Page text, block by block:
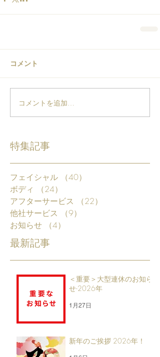
コメント
コメントを追加…
特集記事
フェイシャル （40）
ボディ
（24）
アフターサービス
（22）
他社サービス
（9）
お知らせ
（4）
最新記事
＜重要＞大型連休のお知ら
せ-2026年
1月27日
新年のご挨拶 2026年！